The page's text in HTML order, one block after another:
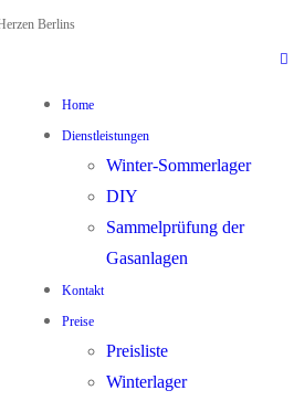
Berlins
Home
Dienstleistungen
Winter-Sommerlager
DIY
Sammelprüfung der
Gasanlagen
Kontakt
Preise
Preisliste
Winterlager